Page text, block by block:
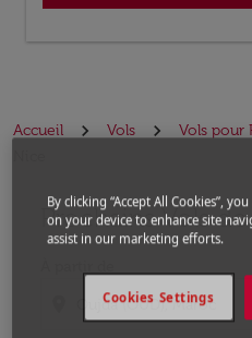
Accueil Vols Vols pour
Prochains Vols
Aucun tarif trouvé pour
By clicking “Accept All Cookies”,
on your device to enhance site
assist in our marketing efforts.
Cookies Settings